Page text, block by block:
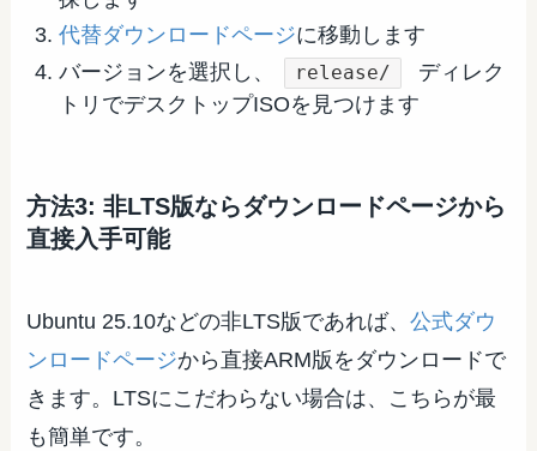
代替ダウンロードページに移動します
バージョンを選択し、
release/
ディレク
トリでデスクトップISOを見つけます
方法3: 非LTS版ならダウンロードページから
直接入手可能
Ubuntu 25.10などの非LTS版であれば、公式ダウ
ンロードページから直接ARM版をダウンロードで
きます。LTSにこだわらない場合は、こちらが最
も簡単です。